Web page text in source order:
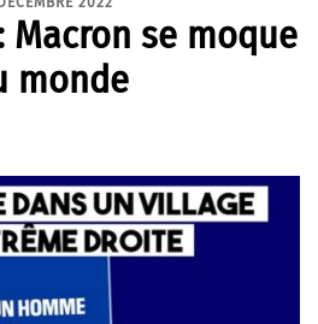
Macron se moque
monde